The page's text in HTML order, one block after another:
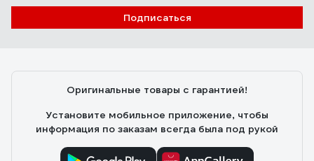
Подписаться
Оригинальные товары с гарантией!
Установите мобильное приложение, чтобы
информация по заказам всегда была под рукой